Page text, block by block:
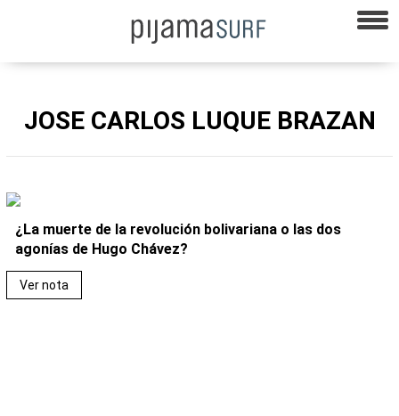
JOSE CARLOS LUQUE BRAZAN
¿La muerte de la revolución bolivariana o las dos
agonías de Hugo Chávez?
Ver nota